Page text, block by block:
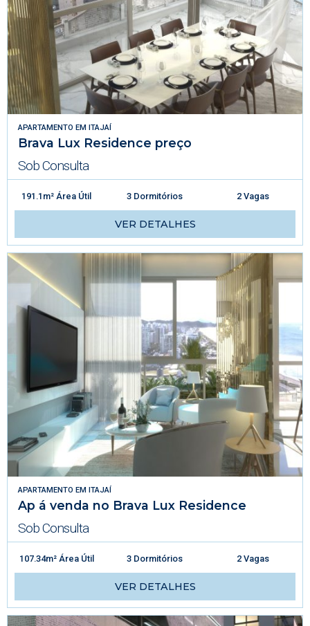
APARTAMENTO EM ITAJAÍ
Brava Lux Residence preço
Sob Consulta
191.1m² Área Útil 3 Dormitórios 2 Vagas
VER DETALHES
APARTAMENTO EM ITAJAÍ
Ap á venda no Brava Lux Residence
Sob Consulta
107.34m² Área Útil 3 Dormitórios 2 Vagas
VER DETALHES